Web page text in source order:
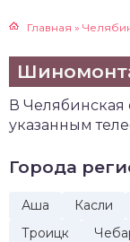
Главная »
В Челябинская
указанным
Города
Аша Касли
Троицк